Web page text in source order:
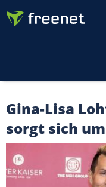
Gina-Lisa
sorgt sich